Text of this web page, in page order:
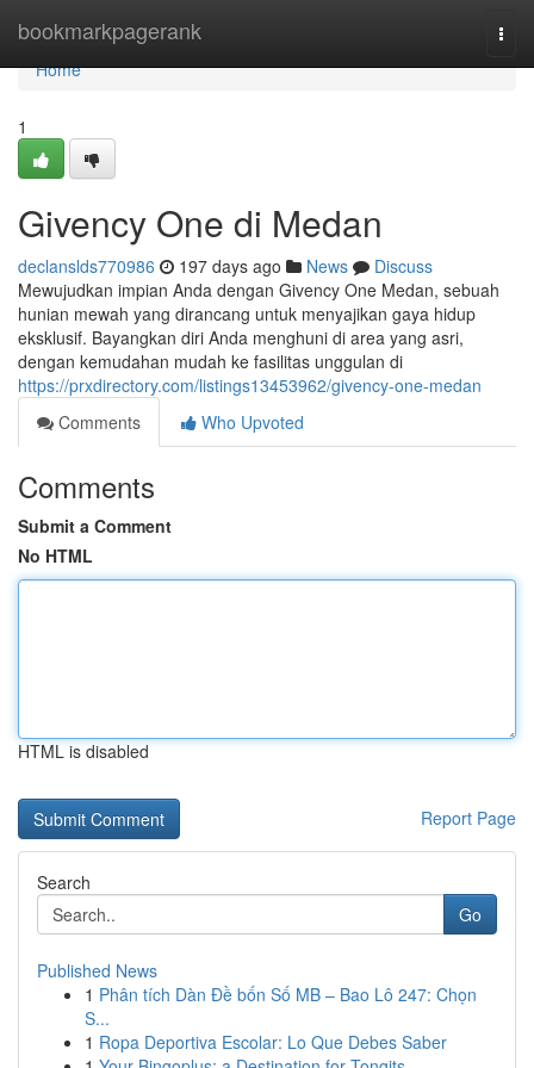
bookmarkpagerank
Home
Home
1
Givency One di Medan
declanslds770986 197 days ago News
Discuss
Mewujudkan impian Anda dengan Givency One Medan, sebuah
hunian mewah yang dirancang untuk menyajikan gaya hidup
eksklusif. Bayangkan diri Anda menghuni di area yang asri,
dengan kemudahan mudah ke fasilitas unggulan di
https://prxdirectory.com/listings13453962/givency-one-medan
Comments
Who Upvoted
Comments
Submit a Comment
No HTML
HTML is disabled
Report Page
Search
Go
Published News
1 Phân tích Dàn Đề bốn Số MB – Bao Lô 247: Chọn
S...
1 Ropa Deportiva Escolar: Lo Que Debes Saber